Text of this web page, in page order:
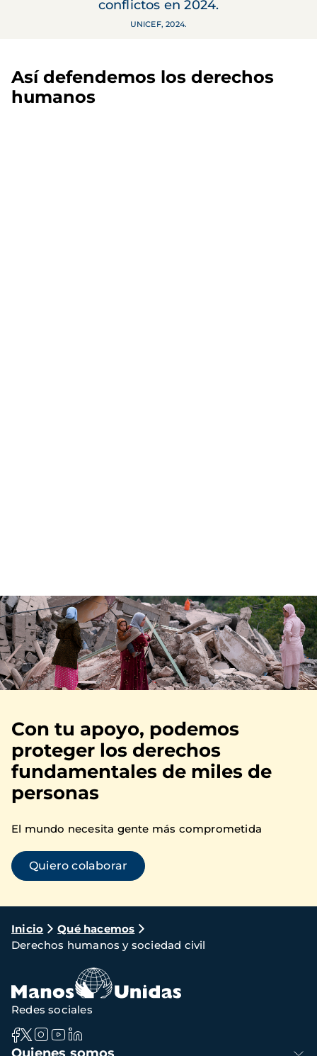
conflictos en 2024.
UNICEF, 2024.
Así defendemos los derechos
humanos
Imagen
Con tu apoyo, podemos
proteger los derechos
fundamentales de miles de
personas
El mundo necesita gente más comprometida
Quiero colaborar
Ruta
de
navegación
Inicio
Qué hacemos
Derechos humanos y sociedad civil
Navegación
Redes sociales